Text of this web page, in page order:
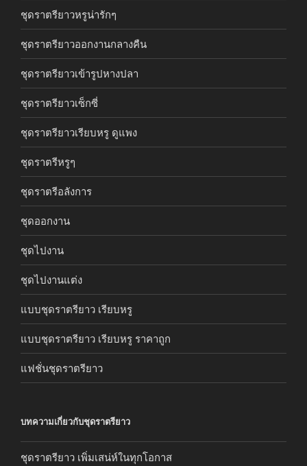
ชุดราตรียาวหรูน่ารักๆ
ชุดราตรียาวออกงานกลางคืน
ชุดราตรียาวเข้ารูปหางปลา
ชุดราตรียาวเซ็กซี่
ชุดราตรียาวเรียบหรู ดูแพง
ชุดราตรีหรูๆ
ชุดราตรีอลังการ
ชุดออกงาน
ชุดไปงาน
ชุดไปงานแต่ง
แบบชุดราตรียาว เรียบหรู
แบบชุดราตรียาว เรียบหรู ราคาถูก
แฟชั่นชุดราตรียาว
บทความเกี่ยวกับชุดราตรียาว
ชุดราตรียาว เพิ่มเสน่ห์ในทุกโอกาส